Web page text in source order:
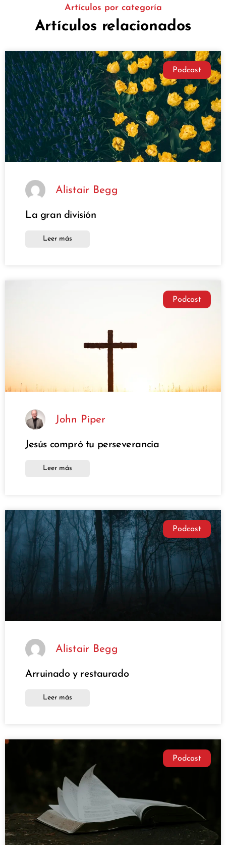
Artículos por categoría
Artículos relacionados
Podcast
Alistair Begg
La gran división
Leer más
Podcast
John Piper
Jesús compró tu perseverancia
Leer más
Podcast
Alistair Begg
Arruinado y restaurado
Leer más
Podcast